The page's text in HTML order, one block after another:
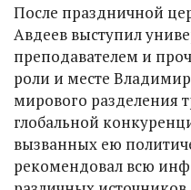
После праздничной
Авдеев выступил
преподавателем и
роли и месте
мирового разделения
глобальной
вызванных ею
рекомендовал всю